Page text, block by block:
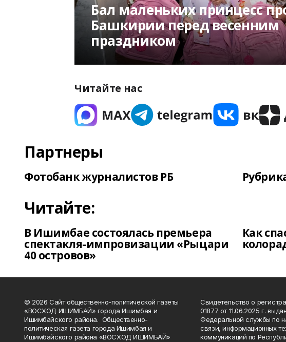
Бал маленьких принцесс
Башкирии перед весенним
праздником
Читайте нас
Партнеры
Фотобанк журналистов РБ
Читайте:
В Ишимбае состоялась премьера
спектакля-импровизации «Рыцари
40 островов»
Как
© 2026 Сайт общественно-политической газеты
«ВОСХОД ИШИМБАЙ» города Ишимбая и
Ишимбайского района. Общественно-
политическая газета города Ишимбая и
Ишимбайского района «ВОСХОД ИШИМБАЙ»
Свидетельство о
01877 от 11.06.2025 г.
Федеральной службы по
связи, информационных
коммуникаций по